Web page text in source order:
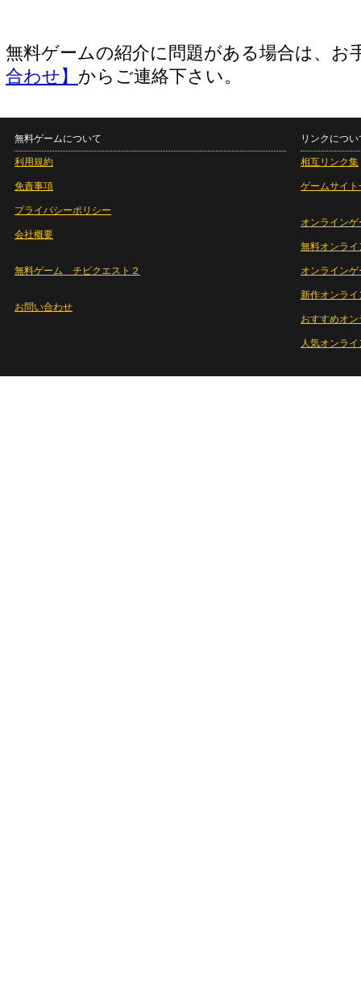
無料ゲームの紹介に問題がある場合は、お
合わせ】 からご連絡下さい。
無料ゲームについて
利用規約
免責事項
プライバシーポリシー
会社概要
無料ゲーム チビクエスト２
お問い合わせ
リンクについ
相互リンク集
ゲームサイト
オンラインゲ
無料オンライ
オンライン
新作オンライ
おすすめオ
人気オンラ